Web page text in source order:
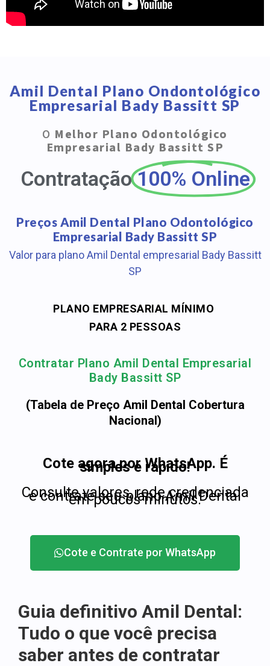
Amil Dental Plano Ondontológico
Empresarial Bady Bassitt SP
O Melhor Plano Odontológico
Empresarial Bady Bassitt SP
Contratação 100% Online
Preços Amil Dental Plano Odontológico
Empresarial Bady Bassitt SP
Valor para plano Amil Dental empresarial Bady Bassitt
SP
PLANO EMPRESARIAL MÍNIMO
PARA 2 PESSOAS
Contratar Plano Amil Dental Empresarial
Bady Bassitt SP
(Tabela de Preço Amil Dental Cobertura
Nacional)
Cote agora por WhatsApp. É
simples e rápido!
Consulte valores, rede credenciada
e contrate seu plano Amil Dental
em poucos minutos.
Cote e Contrate por WhatsApp
Guia definitivo Amil Dental:
Tudo o que você precisa
saber antes de contratar